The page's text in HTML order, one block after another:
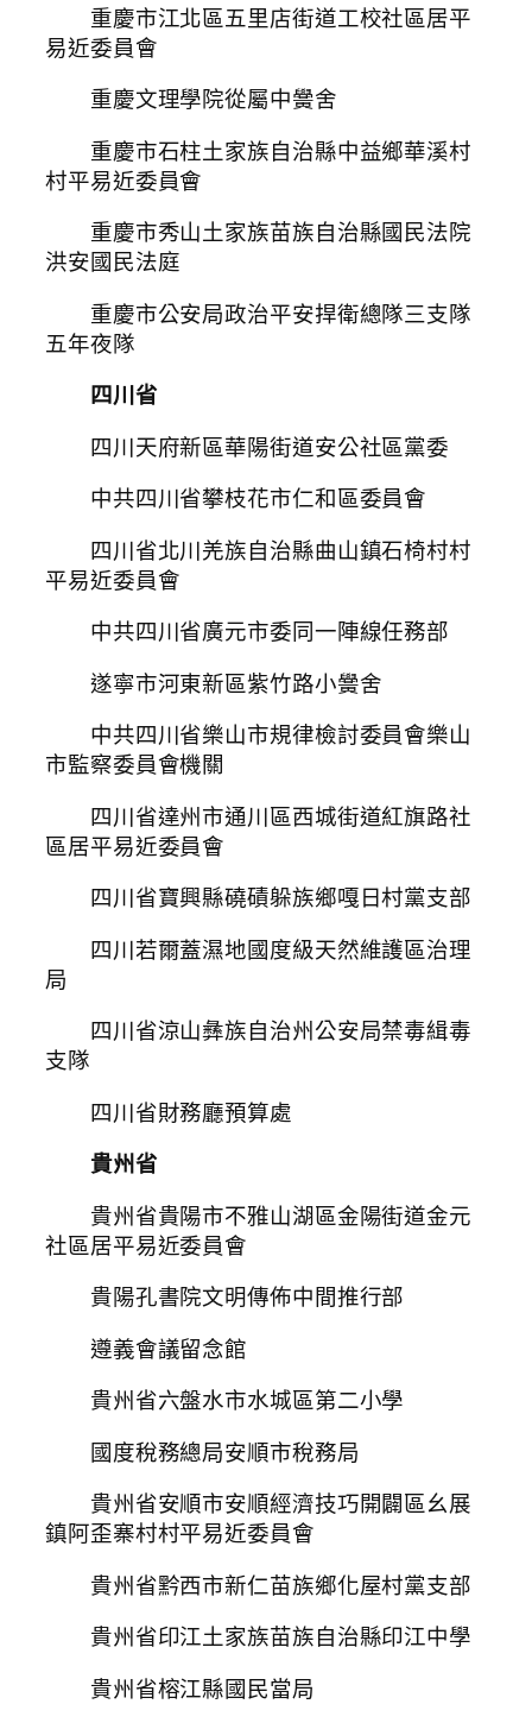
重慶市江北區五里店街道工校社區居平
易近委員會
重慶文理學院從屬中黌舍
重慶市石柱土家族自治縣中益鄉華溪村
村平易近委員會
重慶市秀山土家族苗族自治縣國民法院
洪安國民法庭
重慶市公安局政治平安捍衛總隊三支隊
五年夜隊
四川省
四川天府新區華陽街道安公社區黨委
中共四川省攀枝花市仁和區委員會
四川省北川羌族自治縣曲山鎮石椅村村
平易近委員會
中共四川省廣元市委同一陣線任務部
遂寧市河東新區紫竹路小黌舍
中共四川省樂山市規律檢討委員會樂山
市監察委員會機關
四川省達州市通川區西城街道紅旗路社
區居平易近委員會
四川省寶興縣磽磧躲族鄉嘎日村黨支部
四川若爾蓋濕地國度級天然維護區治理
局
四川省涼山彝族自治州公安局禁毒緝毒
支隊
四川省財務廳預算處
貴州省
貴州省貴陽市不雅山湖區金陽街道金元
社區居平易近委員會
貴陽孔書院文明傳佈中間推行部
遵義會議留念館
貴州省六盤水市水城區第二小學
國度稅務總局安順市稅務局
貴州省安順市安順經濟技巧開闢區幺展
鎮阿歪寨村村平易近委員會
貴州省黔西市新仁苗族鄉化屋村黨支部
貴州省印江土家族苗族自治縣印江中學
貴州省榕江縣國民當局